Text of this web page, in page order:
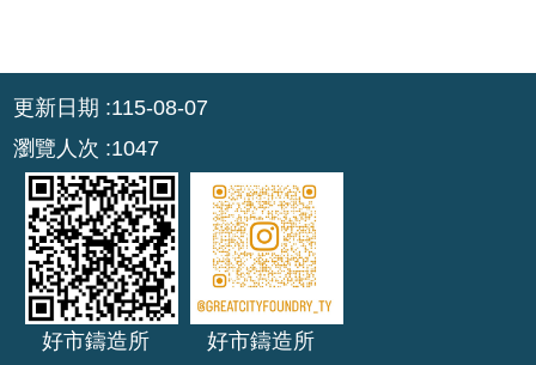
區
都
市
計
畫
回
首
更新日期 115-08-07
瀏覽人次
1047
好市鑄造所
好市鑄造所